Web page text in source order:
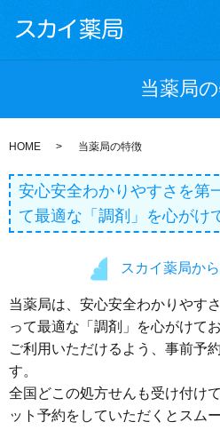
当薬局
HOME 当薬局の特徴
安心安全わかりやすさを第
て最適な「調剤」を心がけ
スカイ薬局か
当薬局は、安心安全わかりやす
って最適な「調剤」を心がけて
ご利用いただけるよう、事前予
す。
全国どこの処方せんも受け付け
ット予約をしていただくとスム